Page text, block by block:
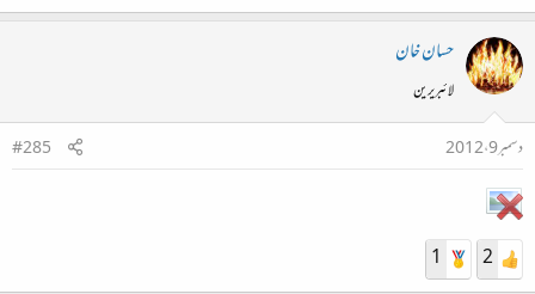
حسان خان
لائبریرین
دسمبر 9، 2012
#285
2
1